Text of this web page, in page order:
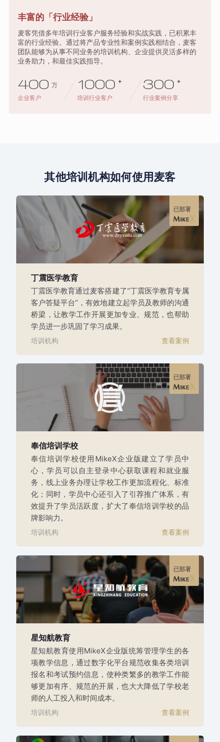
丰富的「行业经验」
麦客凭借多年培训行业客户服务经验和实战实践，已积累丰
富的行业经验。通过将产品专业性和案例实践相结合，麦客
团队能够为从事不同业务的培训机构、企业提供灵活多样的
业务助力，和最佳实践指导。
400 万
企业客户
1000 +
培训行业客户
300 +
行业案例分享
其他培训机构如何使用麦客
已部署
丁震医学教育
丁震医学教育通过麦客搭建了“丁震医学教育专属
客户答疑平台”，有效地建立起学员及教师的沟通
桥梁，让教学工作开展更加专业、规范，也帮助
学员进一步巩固了学习成果。
培训机构 查看案例
已部署
奉信培训学校
奉信培训学校使用MikeX企业版建立了学员中
心，学员可以自主登录中心获取课程和就业服
务，线上业务办理让学校工作更加流程化、标准
化；同时，学员中心还引入了引荐推广体系，有
效提升了学员活跃度，扩大了奉信培训学校的品
牌影响力。
培训机构 查看案例
已部署
星知航教育
星知航教育使用MikeX企业版统筹管理学生的各
项教学信息，通过数字化平台规范收集各类培训
报名和考试预约信息，使种类繁多的教学工作能
够更加有序、规范的开展，也大大降低了学校老
师的人工投入和时间成本。
培训机构 查看案例